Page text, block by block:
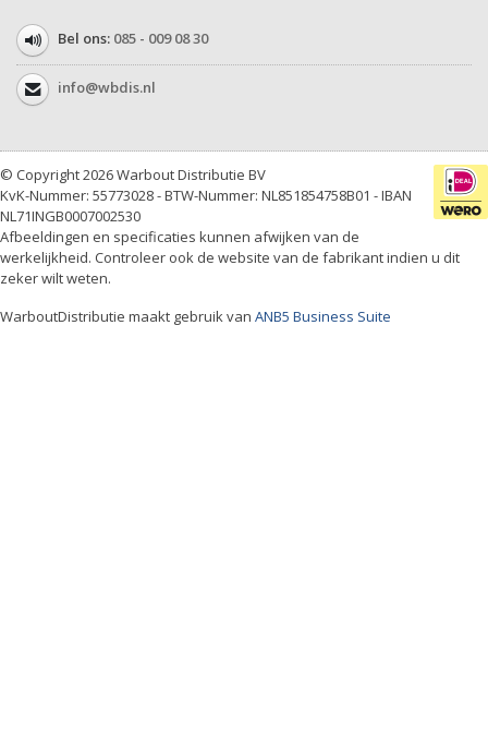
Bel ons: 085 - 009 08 30
info@wbdis.nl
© Copyright 2026 Warbout Distributie BV
KvK-Nummer: 55773028 - BTW-Nummer: NL851854758B01 - IBAN
NL71INGB0007002530
Afbeeldingen en specificaties kunnen afwijken van de
werkelijkheid. Controleer ook de website van de fabrikant indien u dit
zeker wilt weten.
WarboutDistributie maakt gebruik van ANB5 Business Suite